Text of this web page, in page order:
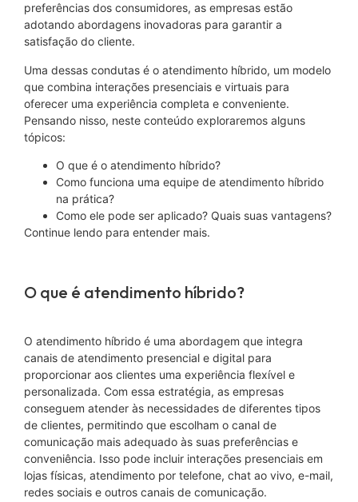
preferências dos consumidores, as empresas estão
adotando abordagens inovadoras para garantir a
satisfação do cliente.
Uma dessas condutas é o atendimento híbrido, um modelo
que combina interações presenciais e virtuais para
oferecer uma experiência completa e conveniente.
Pensando nisso, neste conteúdo exploraremos alguns
tópicos:
O que é o atendimento híbrido?
Como funciona uma equipe de atendimento híbrido
na prática?
Como ele pode ser aplicado? Quais suas vantagens?
Continue lendo para entender mais.
O que é atendimento híbrido?
O atendimento híbrido é uma abordagem que integra
canais de atendimento presencial e digital para
proporcionar aos clientes uma experiência flexível e
personalizada. Com essa estratégia, as empresas
conseguem atender às necessidades de diferentes tipos
de clientes, permitindo que escolham o canal de
comunicação mais adequado às suas preferências e
conveniência. Isso pode incluir interações presenciais em
lojas físicas, atendimento por telefone, chat ao vivo, e-mail,
redes sociais e outros canais de comunicação.